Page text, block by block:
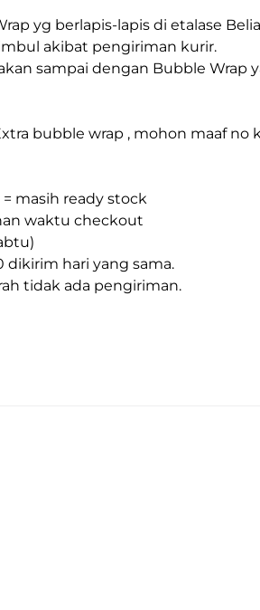
yg berlapis-lapis di etalase
akibat pengiriman kurir.
sampai dengan Bubble Wrap
bubble wrap , mohon maaf no
masih ready stock
waktu checkout
dikirim hari yang sama.
tidak ada pengiriman.